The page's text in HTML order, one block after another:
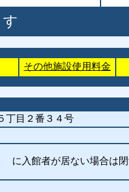
その他施設使用料金
丁目２番３４号
に入館者が居ない場合は